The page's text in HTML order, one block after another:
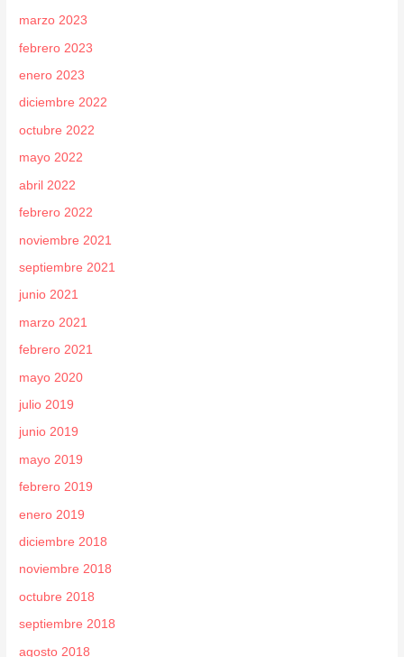
marzo 2023
febrero 2023
enero 2023
diciembre 2022
octubre 2022
mayo 2022
abril 2022
febrero 2022
noviembre 2021
septiembre 2021
junio 2021
marzo 2021
febrero 2021
mayo 2020
julio 2019
junio 2019
mayo 2019
febrero 2019
enero 2019
diciembre 2018
noviembre 2018
octubre 2018
septiembre 2018
agosto 2018